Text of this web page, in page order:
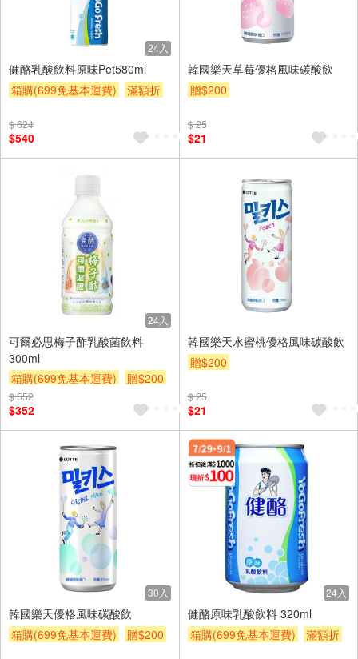
24入
健酪乳酸飲料原味Pet580ml
箱購(699免基本運費)
滿額折
$ 624
$540
韓國樂天草莓優格風味碳酸飲
贈$200
$ 25
$21
24入
可爾必思梅子酢乳酸菌飲料
300ml
箱購(699免基本運費)
贈$200
$ 552
$352
韓國樂天水蜜桃優格風味碳酸飲
贈$200
$ 25
$21
30入
韓國樂天優格風味碳酸飲
箱購(699免基本運費)
贈$200
24入
健酪原味乳酸飲料 320ml
箱購(699免基本運費)
滿額折